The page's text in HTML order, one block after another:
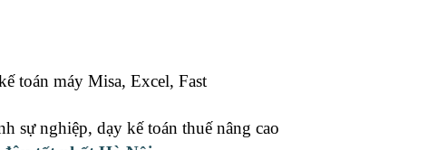
toán máy Misa, Excel, Fast
sự nghiệp, dạy kế toán thuế nâng cao